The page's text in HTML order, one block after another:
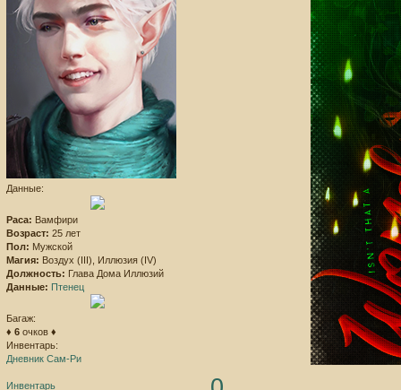
Данные:
Раса: Вамфири
Возраст: 25 лет
Пол: Мужской
Магия: Воздух (III), Иллюзия (IV)
Должность: Глава Дома Иллюзий
Данные: Птенец
Багаж:
♦ 6 очков ♦
Инвентарь:
Дневник Сам-Ри
Инвентарь